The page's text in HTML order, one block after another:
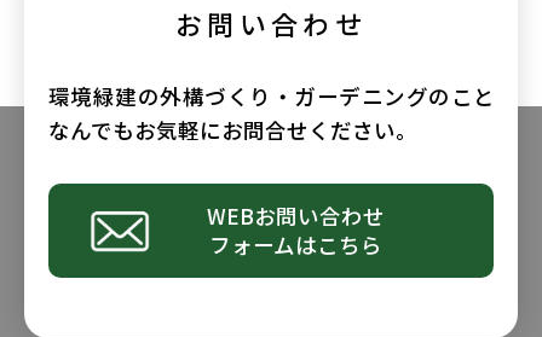
お問い合わせ
環境緑建の外構づくり・ガーデニングのこと
なんでもお気軽にお問合せください。
WEBお問い合わせ
フォームはこちら